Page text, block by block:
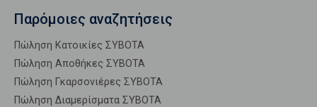
Παρόμοιες αναζητήσεις
Πώληση Κατοικίες ΣΥΒΟΤΑ
Πώληση Αποθήκες ΣΥΒΟΤΑ
Πώληση Γκαρσονιέρες ΣΥΒΟΤΑ
Πώληση Διαμερίσματα ΣΥΒΟΤΑ